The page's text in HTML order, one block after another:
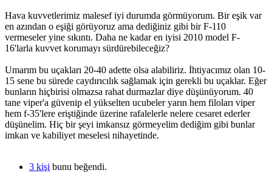
Hava kuvvetlerimiz malesef iyi durumda görmüyorum. Bir eşik var
en azından o eşiği görüyoruz ama dediğiniz gibi bir F-110
vermeseler yine sıkıntı. Daha ne kadar en iyisi 2010 model F-
16'larla kuvvet korumayı sürdürebileceğiz?
Umarım bu uçakları 20-40 adette olsa alabiliriz. İhtiyacımız olan 10-
15 sene bu sürede caydırıcılık sağlamak için gerekli bu uçaklar. Eğer
bunların hiçbirisi olmazsa rahat durmazlar diye düşünüyorum. 40
tane viper'a güvenip el yükselten ucubeler yarın hem filoları viper
hem f-35'lere eriştiğinde üzerine rafalelerle nelere cesaret ederler
düşünelim. Hiç bir şeyi imkansız görmeyelim dediğim gibi bunlar
imkan ve kabiliyet meselesi nihayetinde.
3 kişi bunu beğendi.